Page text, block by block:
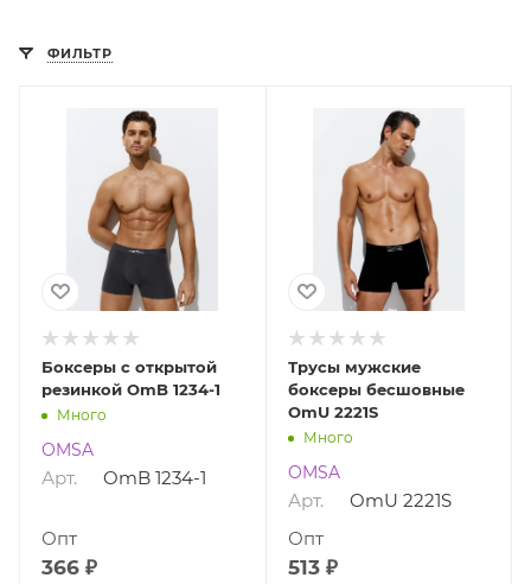
ФИЛЬТР
Боксеры с открытой
резинкой OmB 1234-1
Много
OMSA
Арт. OmB 1234-1
366 ₽
Опт
Трусы мужские
боксеры бесшовные
OmU 2221S
Много
OMSA
Арт. OmU 2221S
513 ₽
Опт